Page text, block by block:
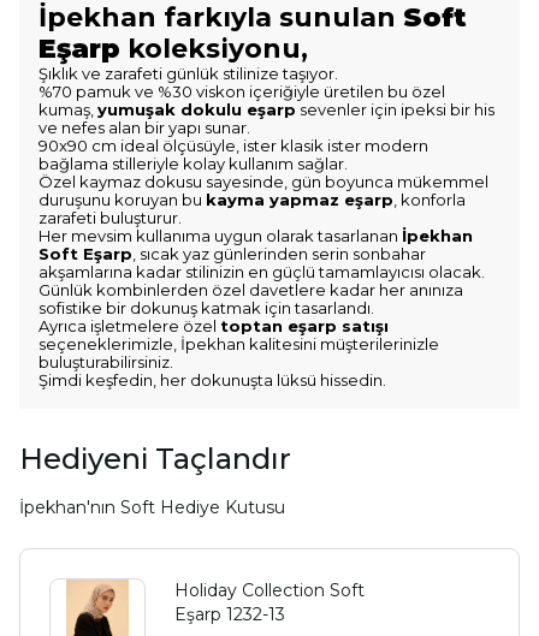
İpekhan farkıyla sunulan Soft
Eşarp koleksiyonu,
Şıklık ve zarafeti günlük stilinize taşıyor.
%70 pamuk ve %30 viskon içeriğiyle üretilen bu özel
kumaş, yumuşak dokulu eşarp sevenler için ipeksi bir his
ve nefes alan bir yapı sunar.
90x90 cm ideal ölçüsüyle, ister klasik ister modern
bağlama stilleriyle kolay kullanım sağlar.
Özel kaymaz dokusu sayesinde, gün boyunca mükemmel
duruşunu koruyan bu kayma yapmaz eşarp , konforla
zarafeti buluşturur.
Her mevsim kullanıma uygun olarak tasarlanan İpekhan
Soft Eşarp , sıcak yaz günlerinden serin sonbahar
akşamlarına kadar stilinizin en güçlü tamamlayıcısı olacak.
Günlük kombinlerden özel davetlere kadar her anınıza
sofistike bir dokunuş katmak için tasarlandı.
Ayrıca işletmelere özel toptan eşarp satışı
seçeneklerimizle, İpekhan kalitesini müşterilerinizle
buluşturabilirsiniz.
Şimdi keşfedin, her dokunuşta lüksü hissedin.
Hediyeni Taçlandır
İpekhan'nın Soft Hediye Kutusu
Holiday Collection Soft
Eşarp 1232-13